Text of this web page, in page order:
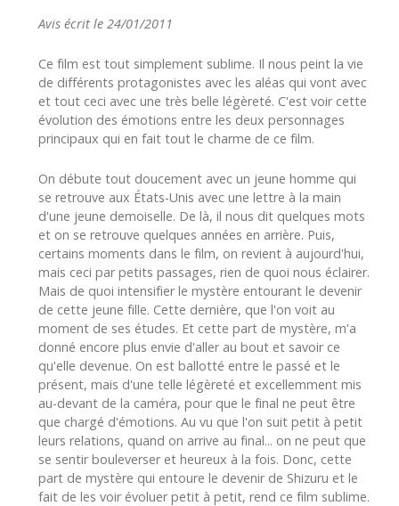
Avis écrit le 24/01/2011
Ce film est tout simplement sublime. Il nous peint la vie
de différents protagonistes avec les aléas qui vont avec
et tout ceci avec une très belle légèreté. C'est voir cette
évolution des émotions entre les deux personnages
principaux qui en fait tout le charme de ce film.
On débute tout doucement avec un jeune homme qui
se retrouve aux États-Unis avec une lettre à la main
d'une jeune demoiselle. De là, il nous dit quelques mots
et on se retrouve quelques années en arrière. Puis,
certains moments dans le film, on revient à aujourd'hui,
mais ceci par petits passages, rien de quoi nous éclairer.
Mais de quoi intensifier le mystère entourant le devenir
de cette jeune fille. Cette dernière, que l'on voit au
moment de ses études. Et cette part de mystère, m'a
donné encore plus envie d'aller au bout et savoir ce
qu'elle devenue. On est ballotté entre le passé et le
présent, mais d'une telle légèreté et excellemment mis
au-devant de la caméra, pour que le final ne peut être
que chargé d'émotions. Au vu que l'on suit petit à petit
leurs relations, quand on arrive au final... on ne peut que
se sentir bouleverser et heureux à la fois. Donc, cette
part de mystère qui entoure le devenir de Shizuru et le
fait de les voir évoluer petit à petit, rend ce film sublime.